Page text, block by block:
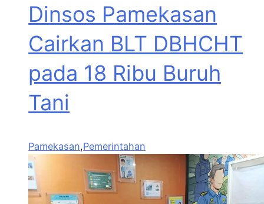
Dinsos Pamekasan
Cairkan BLT DBHCHT
pada 18 Ribu Buruh
Tani
Pamekasan,Pemerintahan